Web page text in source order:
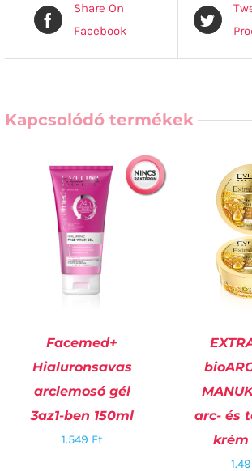
Share On
Facebook
Kapcsolódó termékek
RÉSZLETEK
Facemed+
Hialuronsavas
arclemosó gél
3az1-ben 150ml
1.549 Ft
arc- és
krém